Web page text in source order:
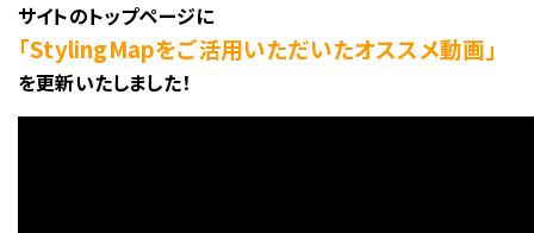
専門学校の先生の方向け
学生の方向け
お知らせ・イベント・コラム
Stylistをさがす
サイトのトップページに
「StylingMapをご活用いただいたオススメ動画」
を更新いたしました！